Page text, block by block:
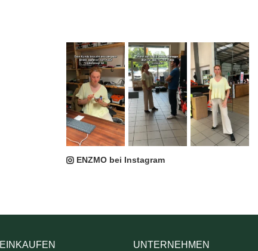
ENZMO bei Instagram
EINKAUFEN UNTERNEHMEN